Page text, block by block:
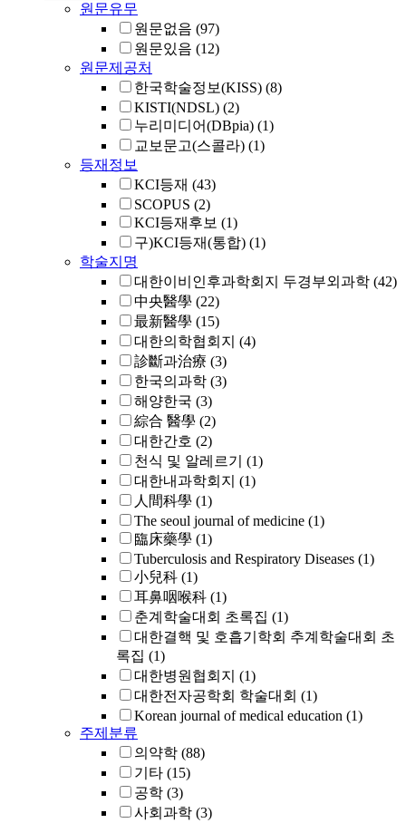
원문유무
원문없음 (97)
원문있음 (12)
원문제공처
한국학술정보(KISS) (8)
KISTI(NDSL) (2)
누리미디어(DBpia) (1)
교보문고(스콜라) (1)
등재정보
KCI등재 (43)
SCOPUS (2)
KCI등재후보 (1)
구)KCI등재(통합) (1)
학술지명
대한이비인후과학회지 두경부외과학 (42)
中央醫學 (22)
最新醫學 (15)
대한의학협회지 (4)
診斷과治療 (3)
한국의과학 (3)
해양한국 (3)
綜合 醫學 (2)
대한간호 (2)
천식 및 알레르기
(1)
대한내과학회지 (1)
人間科學 (1)
The seoul journal of medicine (1)
臨床藥學 (1)
Tuberculosis and Respiratory Diseases (1)
小兒科 (1)
耳鼻咽喉科 (1)
춘계학술대회 초록집 (1)
대한결핵 및 호흡기학회 추계학술대회 초
록집 (1)
대한병원협회지 (1)
대한전자공학회 학술대회 (1)
Korean journal of medical education (1)
주제분류
의약학 (88)
기타 (15)
공학 (3)
사회과학 (3)